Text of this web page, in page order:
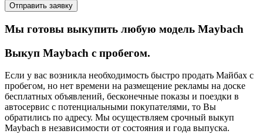
Отправить заявку
Мы готовы выкупить любую модель Maybach
Выкуп Maybach с пробегом.
Если у вас возникла необходимость быстро продать Майбах с
пробегом, но нет времени на размещение рекламы на доске
бесплатных объявлений, бесконечные показы и поездки в
автосервис с потенциальными покупателями, то Вы
обратились по адресу. Мы осуществляем срочный выкуп
Maybach в независимости от состояния и года выпуска.